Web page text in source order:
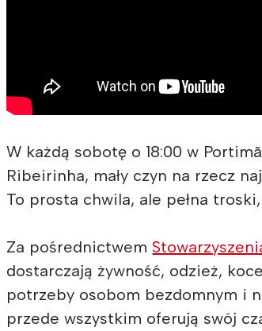
W każdą sobotę o 18:00 w
Ribeirinha, mały czyn na rzecz
To prosta chwila, ale pełna
Za pośrednictwem
dostarczają żywność, odzież,
potrzeby osobom bezdomnym i
przede wszystkim oferują swój